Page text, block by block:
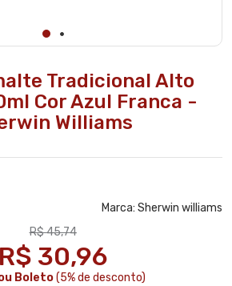
Tradicional Alto
Cor Azul Franca -
Williams
Marca: Sherwin williams
R$ 45,74
R$ 30,96
Boleto(5% de desconto)